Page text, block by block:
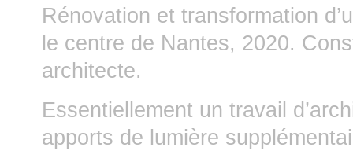
Rénovation et transformation
le centre de Nantes, 2020.
architecte.
Essentiellement un travail
apports de lumière